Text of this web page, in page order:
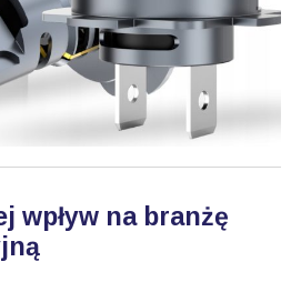
wpływ na branżę